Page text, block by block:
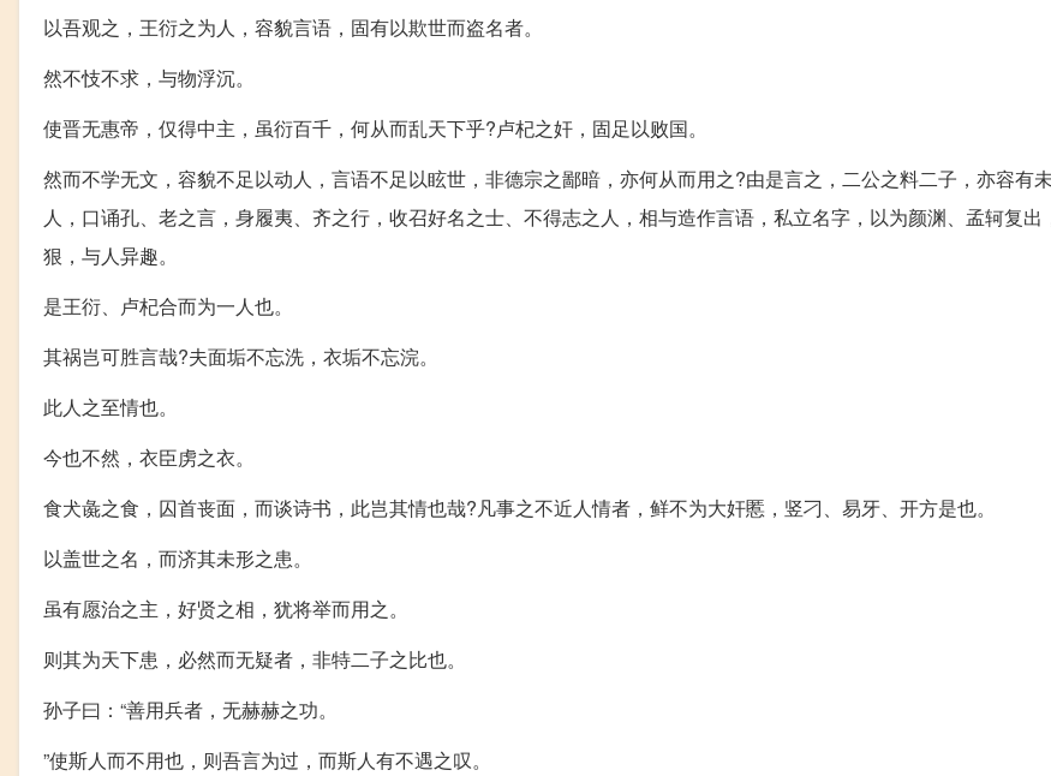
以吾观之，王衍之为人，容貌言语，固有以欺世而盗名者。
然不忮不求，与物浮沉。
使晋无惠帝，仅得中主，虽衍百千，何从而乱天下乎?卢杞之奸，固足以败国。
然而不学无文，容貌不足以动人，言语不足以眩世，非德宗之鄙暗，亦何从而用之?由是言之，二公之料二子，亦容有
人，口诵孔、老之言，身履夷、齐之行，收召好名之士、不得志之人，相与造作言语，私立名字，以为颜渊、孟轲复出
狠，与人异趣。
是王衍、卢杞合而为一人也。
其祸岂可胜言哉?夫面垢不忘洗，衣垢不忘浣。
此人之至情也。
今也不然，衣臣虏之衣。
食犬彘之食，囚首丧面，而谈诗书，此岂其情也哉?凡事之不近人情者，鲜不为大奸慝，竖刁、易牙、开方是也。
以盖世之名，而济其未形之患。
虽有愿治之主，好贤之相，犹将举而用之。
则其为天下患，必然而无疑者，非特二子之比也。
孙子曰：“善用兵者，无赫赫之功。
”使斯人而不用也，则吾言为过，而斯人有不遇之叹。